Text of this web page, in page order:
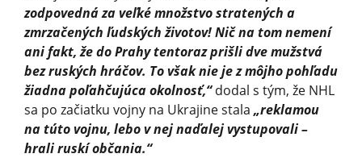
zodpovedná za veľké množstvo stratených a
zmrzačených ľudských životov! Nič na tom nemení
ani fakt, že do Prahy tentoraz prišli dve mužstvá
bez ruských hráčov. To však nie je z môjho pohľadu
žiadna poľahčujúca okolnosť,“dodal s tým, že NHL
sa po začiatku vojny na Ukrajine stala „reklamou
na túto vojnu, lebo v nej naďalej vystupovali –
hrali ruskí občania.“